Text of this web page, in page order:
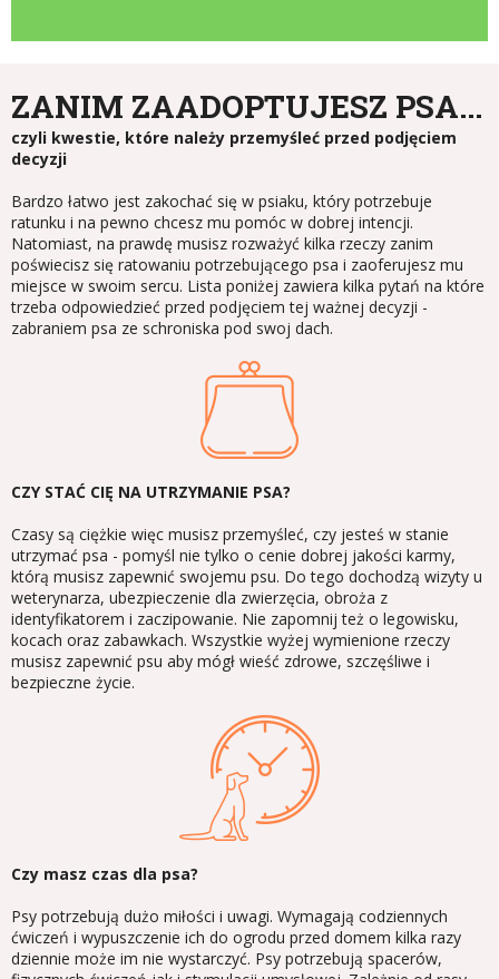
ZANIM ZAADOPTUJESZ PSA...
czyli kwestie, które należy przemyśleć przed podjęciem
decyzji
Bardzo łatwo jest zakochać się w psiaku, który potrzebuje
ratunku i na pewno chcesz mu pomóc w dobrej intencji.
Natomiast, na prawdę musisz rozważyć kilka rzeczy zanim
poświecisz się ratowaniu potrzebującego psa i zaoferujesz mu
miejsce w swoim sercu. Lista poniżej zawiera kilka pytań na które
trzeba odpowiedzieć przed podjęciem tej ważnej decyzji -
zabraniem psa ze schroniska pod swoj dach.
CZY STAĆ CIĘ NA UTRZYMANIE PSA?
Czasy są ciężkie więc musisz przemyśleć, czy jesteś w stanie
utrzymać psa - pomyśl nie tylko o cenie dobrej jakości karmy,
którą musisz zapewnić swojemu psu. Do tego dochodzą wizyty u
weterynarza, ubezpieczenie dla zwierzęcia, obroża z
identyfikatorem i zaczipowanie. Nie zapomnij też o legowisku,
kocach oraz zabawkach. Wszystkie wyżej wymienione rzeczy
musisz zapewnić psu aby mógł wieść zdrowe, szczęśliwe i
bezpieczne życie.
Czy masz czas dla psa?
Psy potrzebują dużo miłości i uwagi. Wymagają codziennych
ćwiczeń i wypuszczenie ich do ogrodu przed domem kilka razy
dziennie może im nie wystarczyć. Psy potrzebują spacerów,